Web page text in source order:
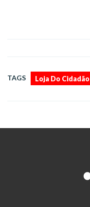
TAGS Loja Do Cidadão